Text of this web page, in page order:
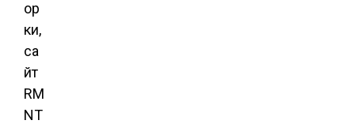
ор
ки,
са
йт
RM
NT